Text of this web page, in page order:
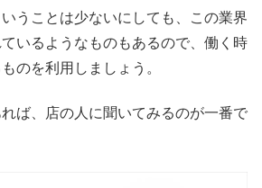
うことは少ないにしても、この業界
いるようなものもあるので、働く時
のを利用しましょう。
ば、店の人に聞いてみるのが一番で